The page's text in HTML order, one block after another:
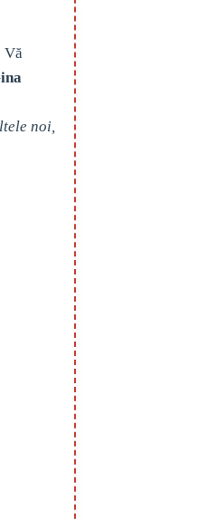
Vă
noi,